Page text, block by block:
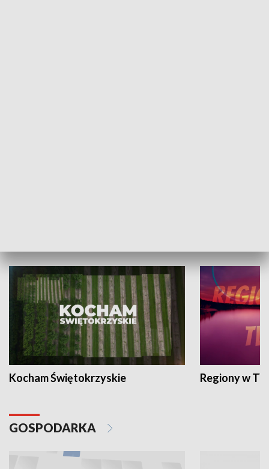
Kocham Świętokrzyskie Regiony w
GOSPODARKA